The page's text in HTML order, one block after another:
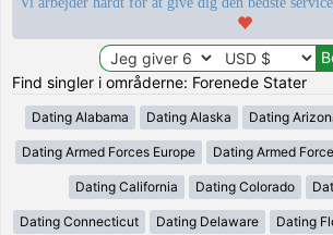
Find singler i områderne: Forenede Stater
Dating Alabama Dating Alaska Dating
Dating Armed Forces Europe Dating Armed
Dating California Dating Colorado
Dating Connecticut Dating Delaware Dating